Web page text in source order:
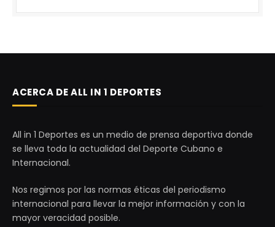
ACERCA DE ALL IN 1 DEPORTES
All in 1 Deportes es un medio de prensa deportiva donde
se lleva toda la actualidad del Deporte Cubano e
Internacional.
Nos regimos por las normas éticas del periodismo
internacional para llevar la mejor información y con la
mayor veracidad posible.